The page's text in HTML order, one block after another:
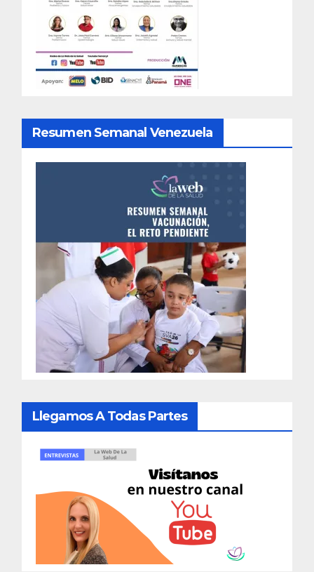
Resumen Semanal Venezuela
Llegamos A Todas Partes